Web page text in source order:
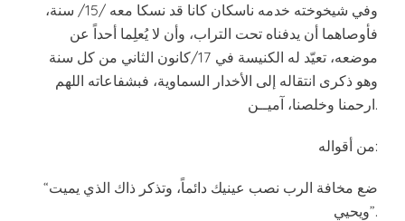
وفي شيخوخته خدمه ناسكان كانا قد نسكا معه /15/ سنة،
فأوصاهما أن يدفناه تحت التراب، وأن لا يُعلِما أحداً عن
موضعه، تعيّد له الكنيسة في 17/كانون الثاني من كل سنة
وهو ذكرى انتقاله إلى الأخدار السماوية، فبشفاعاته اللهم
ارحمنا وخلصنا، آميــن.
من أقواله:
“ضع مخافة الرب نصب عينيك دائماً، وتذكر ذاك الذي يميت
ويحيي”.